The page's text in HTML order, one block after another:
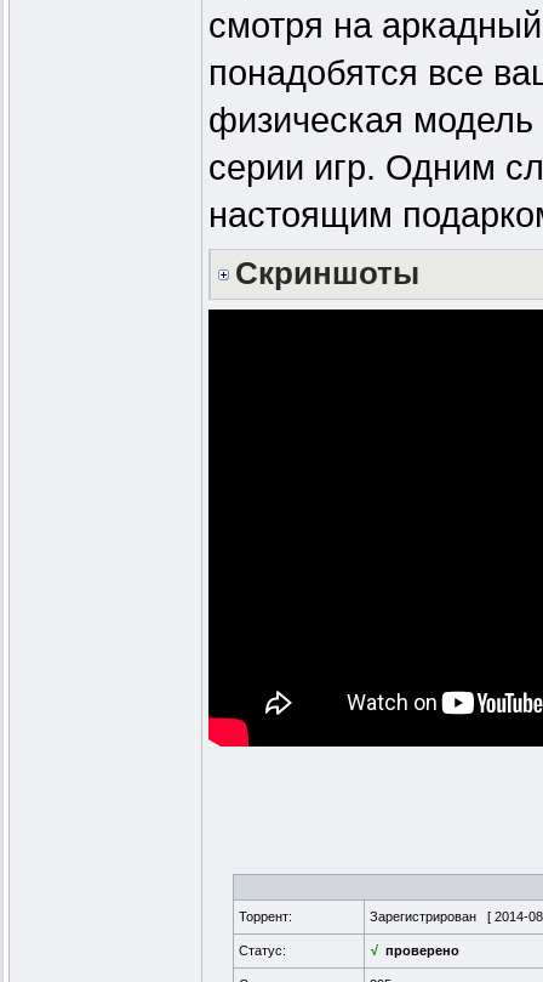
смотря на
понадобятся все
физическая модель
серии игр. Одним
настоящим
Скриншоты
Торрент: Зарегистрирован [ 2014-
Статус: √ проверено